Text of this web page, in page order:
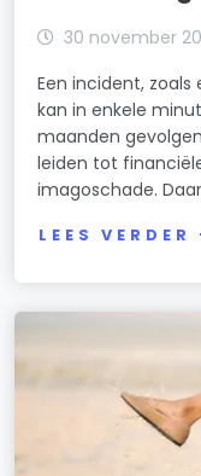
30 november
Een incident,
kan in enkele
maanden
leiden tot
imagoschade.
LEES VERDER